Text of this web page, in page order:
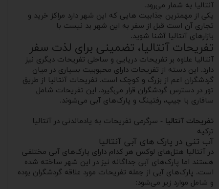
آنتالیا به شمار می‌رود.
یکی از مهمترین جذابیت هایی که این شهر دارد مراکز خرید و
تجاری آن است قبل از سفر به این شهر بد نیست با
بازارهای آنتالیا آشنا شوید.
تفریحات آنتالیا، تضمینی برای لذت سفر
آنتالیا علاوه بر تفریحات دریایی و ساحلی تفریحات دیگری نیز
دارد. این دسته از تفریحات دارای محبوبیت بسیاری در میان
گردشگران اعم از بزرگ و کوچک است. تفریحات آنتالیا از طریق
تور در دسترس گردشگران قرار می‌گیرد. این تفریحات شامل
سافاری با جیپ، رفتینگ و پارک‌های آبی می‌شوند.
تفریحات آنتالیا - سرگرمی تفریحات به یادماندنی در آنتالیا
ترکیه
آب تنی در پارک های آبی آنتالیا
در آنتالیا هتل‌های لوکس هر کدام دارای پارک‌های آبی مختلفی
هستند اما پارک‌های آبی جداگانه نیز در این شهر ساخته شده
است. پارک‌های آبی از جمله تفریحات مورد علاقه گردشگران بوده
و شامل موارد زیر می‌شود: